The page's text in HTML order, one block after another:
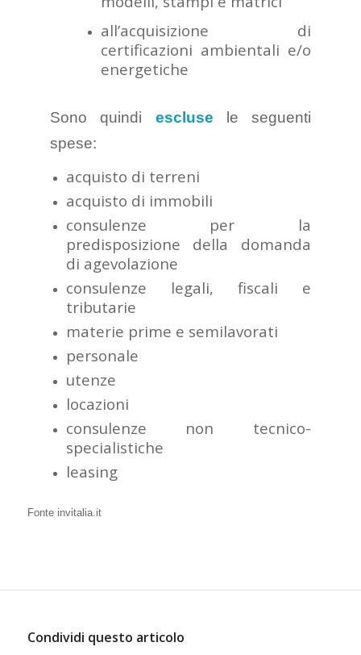
all’acquisizione di
certificazioni ambientali e/o
energetiche
Sono quindi escluse le seguenti
spese:
acquisto di terreni
acquisto di immobili
consulenze per la
predisposizione della domanda
di agevolazione
consulenze legali, fiscali e
tributarie
materie prime e semilavorati
personale
utenze
locazioni
consulenze non tecnico-
specialistiche
leasing
Fonte invitalia.it
Condividi questo articolo